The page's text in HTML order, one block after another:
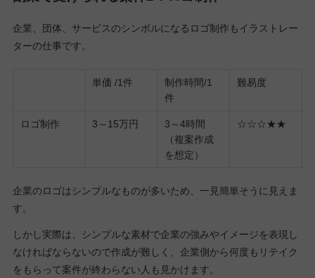
企業、団体、サービスのシンボルになるロゴ制作もイラストレー
ターの仕事です。
単価 /1件
制作時間/1
件
難易度
ロゴ制作 3～15万円
3～4時間
（複案作成
を想定）
☆☆☆★★
企業のロゴはシンプルなものが多いため、一見簡単そうに見えま
す。
しかし実際は、シンプルな素材で企業の強みやイメージを表現し
なければならないので作成が難しく、企業側から何度もリテイク
をもらって案件が終わらない人も見かけます。